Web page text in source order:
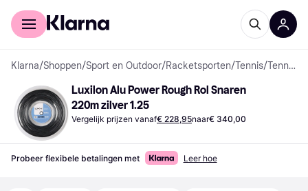
Voor shoppers
Klarna/Shoppen/Sport en Outdoor/Racketsporten/Tennis/ Tennisrackets
Luxilon Alu Power Rough Rol Snaren
220m zilver 1.25
Vergelijk prijzen vanaf€ 228,95naar€ 340,00
Probeer flexibele betalingen met Leer hoe